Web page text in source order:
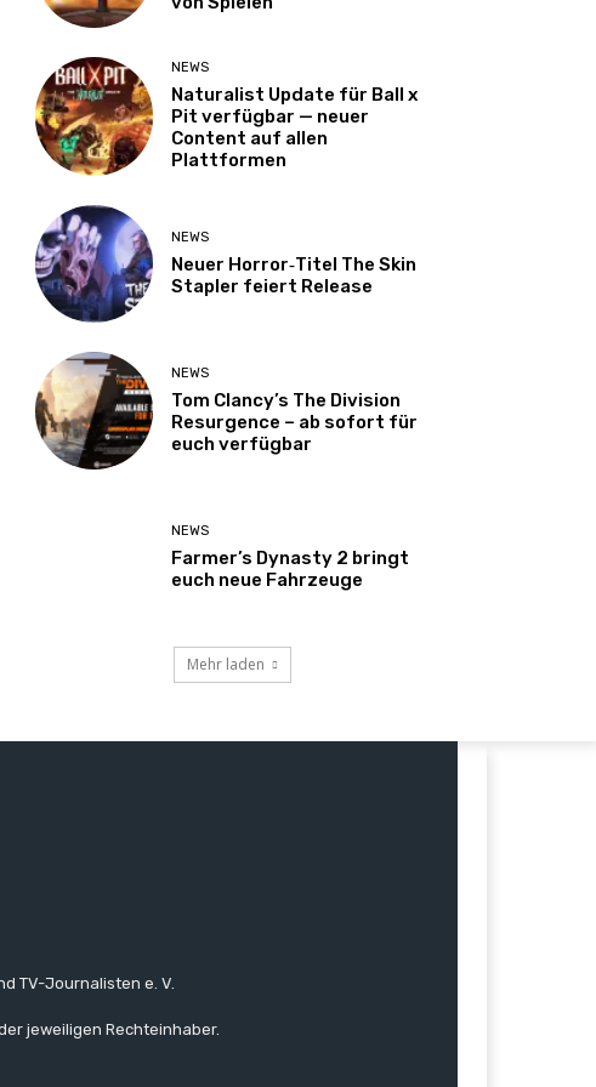
NEWS
Naturalist Update für Ball x
Pit verfügbar — neuer
Content auf allen
Plattformen
NEWS
Neuer Horror‑Titel The Skin
Stapler feiert Release
NEWS
Tom Clancy’s The Division
Resurgence – ab sofort für
euch verfügbar
NEWS
Farmer’s Dynasty 2 bringt
euch neue Fahrzeuge
Mehr laden
TV-Journalisten e. V.
jeweiligen Rechteinhaber.